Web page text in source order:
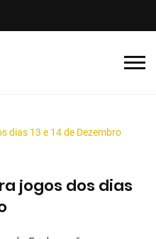
dias 13 e 14 de Dezembro
jogos dos dias